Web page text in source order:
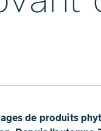
de produits